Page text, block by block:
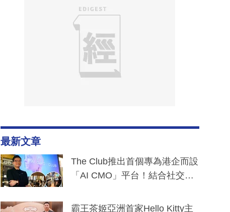
最新文章
The Club推出首個專為港企而設
「AI CMO」平台！結合社交聆
分鐘生成「貼地」宣傳短片
霸王茶姬亞洲首家Hello Kitty主